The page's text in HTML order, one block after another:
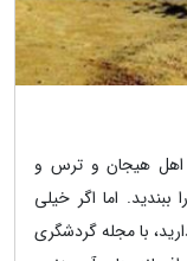
اهل هیجان و ترس و
اما اگر خیلی
با مجله گردشگری